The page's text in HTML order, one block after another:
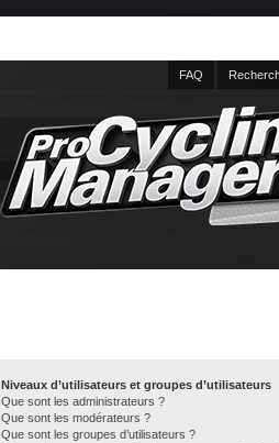
FAQ
Niveaux d’utilisateurs et groupes d’utilisateurs
Que sont les administrateurs ?
Que sont les modérateurs ?
Que sont les groupes d’utilisateurs ?